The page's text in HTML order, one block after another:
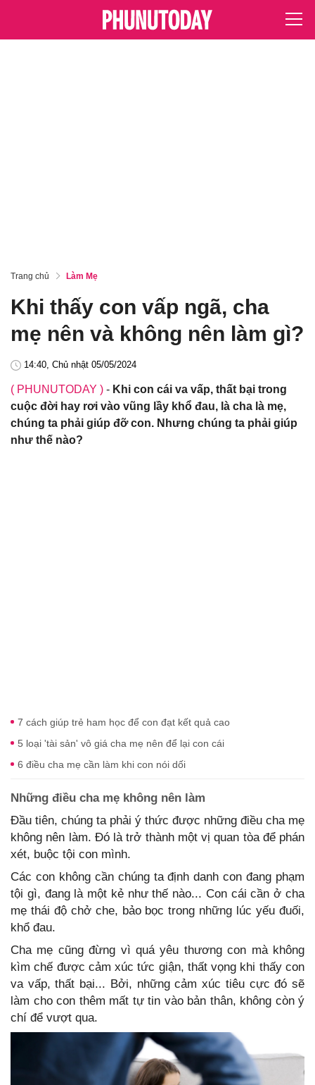
Trang chủ Làm Mẹ
Khi thấy con vấp ngã, cha
mẹ nên và không nên làm gì?
14:40, Chủ nhật 05/05/2024
( PHUNUTODAY ) - Khi con cái va vấp, thất bại trong
cuộc đời hay rơi vào vũng lầy khổ đau, là cha là mẹ,
chúng ta phải giúp đỡ con. Nhưng chúng ta phải giúp
như thế nào?
7 cách giúp trẻ ham học để con đạt kết quả cao
5 loại 'tài sản' vô giá cha mẹ nên để lại con cái
6 điều cha mẹ cần làm khi con nói dối
Những điều cha mẹ không nên làm
Đầu tiên, chúng ta phải ý thức được những điều cha mẹ
không nên làm. Đó là trở thành một vị quan tòa để phán
xét, buộc tội con mình.
Các con không cần chúng ta định danh con đang phạm
tội gì, đang là một kẻ như thế nào... Con cái cần ở cha
mẹ thái độ chở che, bảo bọc trong những lúc yếu đuối,
khổ đau.
Cha mẹ cũng đừng vì quá yêu thương con mà không
kìm chế được cảm xúc tức giận, thất vọng khi thấy con
va vấp, thất bại... Bởi, những cảm xúc tiêu cực đó sẽ
làm cho con thêm mất tự tin vào bản thân, không còn ý
chí để vượt qua.